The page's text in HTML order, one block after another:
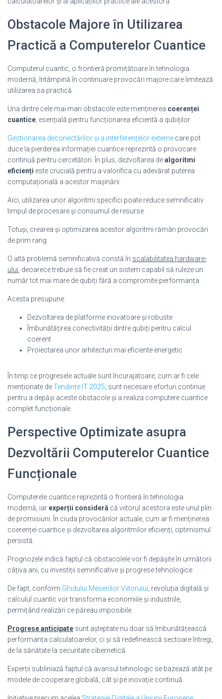
Obstacole Majore în Utilizarea
Practică a Computerelor Cuantice
Computerul cuantic, o frontieră promițătoare în tehnologia
modernă, întâmpină în continuare provocări majore care limitează
utilizarea sa practică.
Una dintre cele mai mari obstacole este menținerea coerenței
cuantice , esențială pentru funcționarea eficientă a qubiților.
Gestionarea deconectărilor și a interferențelor externe care pot
duce la pierderea informației cuantice reprezintă o provocare
continuă pentru cercetători. În plus, dezvoltarea dealgoritmi
eficienți este crucială pentru a valorifica cu adevărat puterea
computațională a acestor mașinării.
Aici, utilizarea unor algoritmi specifici poate reduce semnificativ
timpul de procesare și consumul de resurse.
Totuși, crearea și optimizarea acestor algoritmi rămân provocări
de prim rang.
O altă problemă semnificativă constă în scalabilitatea hardware-
ului , deoarece trebuie să fie creat un sistem capabil să ruleze un
număr tot mai mare de qubiți fără a compromite performanța.
Acesta presupune:
Dezvoltarea de platforme inovatoare și robuste
Îmbunătățirea conectivității dintre qubiți pentru calcul
coerent
Proiectarea unor arhitecturi mai eficiente energetic
În timp ce progresele actuale sunt încurajatoare, cum ar fi cele
menționate deTendințe IT 2025 , sunt necesare eforturi continue
pentru a depăși aceste obstacole și a realiza computere cuantice
complet funcționale.
Perspective Optimizate asupra
Dezvoltării Computerelor Cuantice
Funcționale
Computerele cuantice reprezintă o frontieră în tehnologia
modernă, iar experții consideră că viitorul acestora este unul plin
de promisiuni. În ciuda provocărilor actuale, cum ar fi menținerea
coerenței cuantice și dezvoltarea algoritmilor eficienți, optimismul
persistă.
Prognozele indică faptul că obstacolele vor fi depășite în următorii
câțiva ani, cu investiții semnificative și progrese tehnologice.
De fapt, conform Ghidului Meseriilor Viitorului , revoluția digitală și
calculul cuantic vor transforma economiile și industriile,
permițând realizări ce păreau imposibile.
Progrese anticipate sunt așteptate nu doar să îmbunătățească
performanța calculatoarelor, ci și să redefinească sectoare întregi,
de la sănătate la securitate cibernetică.
Experții subliniază faptul că avansul tehnologic se bazează atât pe
modele de cooperare globală, cât și pe inovație continuă.